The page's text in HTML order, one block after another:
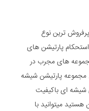
ترین نوع
پارتیشن های
های مجرب در
مجموعه پارتیشن شیشه
ای باکیفیت
میتوانید با